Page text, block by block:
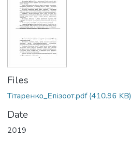
Files
Тітаренко_Епізоот.pdf(410.96 KB)
Date
2019